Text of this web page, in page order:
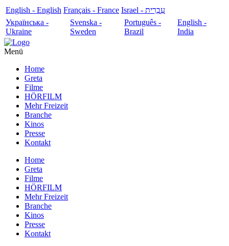
English - English Français - France
עִבְרִית - Israel
Українська -
Ukraine
Svenska -
Sweden
Português -
Brazil
English -
India
Menü
Home
Greta
Filme
HÖRFILM
Mehr Freizeit
Branche
Kinos
Presse
Kontakt
Home
Greta
Filme
HÖRFILM
Mehr Freizeit
Branche
Kinos
Presse
Kontakt